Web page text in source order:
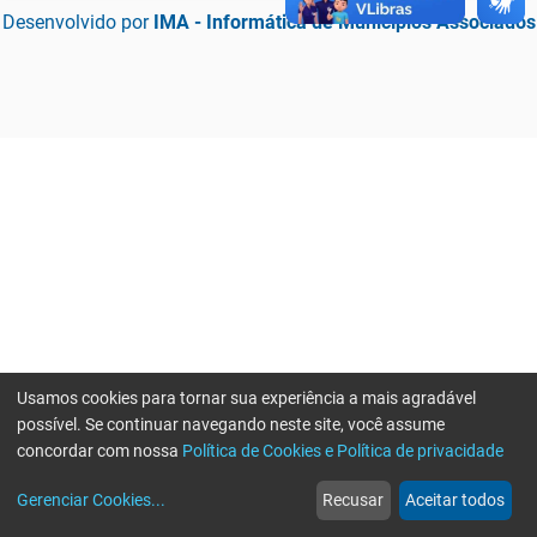
Desenvolvido por IMA - Informática de Municípios Associados
web
Notícias
more_horiz
Mais
Usamos cookies para tornar sua experiência a mais agradável
possível. Se continuar navegando neste site, você assume
concordar com nossa Política de Cookies e Política de privacidade
Gerenciar Cookies... Recusar Aceitar todos
Erro ao enviar informações, por favor tente novamente